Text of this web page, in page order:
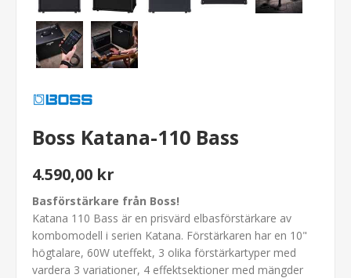
Boss Katana-110 Bass
4.590,00 kr
Basförstärkare från Boss!
Katana 110 Bass är en prisvärd elbasförstärkare av
kombomodell i serien Katana. Förstärkaren har en 10"
högtalare, 60W uteffekt, 3 olika förstärkartyper med
vardera 3 variationer, 4 effektsektioner med mängder